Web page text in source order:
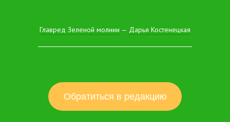
Главред Зеленой молнии — Дарья Костенецкая
Обратиться в редакцию